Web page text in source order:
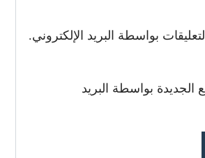
بواسطة البريد الإلكتروني.
الجديدة بواسطة البريد